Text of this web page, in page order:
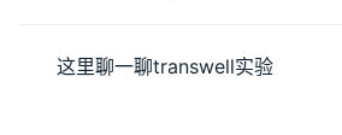
这里聊一聊transwell实验